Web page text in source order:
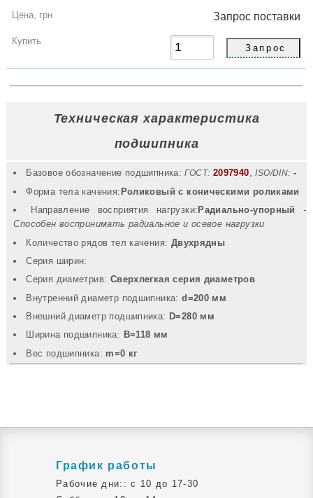
грн
Купить
Запрос поставки
Техническая характеристика
подшипника
Базовое обозначение подшипника: ГОСТ: 2097940,ISO/DIN: -
Форма тела качения: Роликовый с коническими роликами
Направление восприятия нагрузки: Радиально-упорный
-
Способен воспринимать радиальное и осевое нагрузки
Количество рядов тел качения: Двухрядны
Серия ширин:
Серия диаметрив: Сверхлегкая серия диаметров
Внутренний диаметр подшипника:d=200 мм
Внешний диаметр подшипника: D=280 мм
Ширина подшипника: B=118 мм
Вec подшипника: m=0 кг
График работы
Рабочие дни:: c 10 до 17-30